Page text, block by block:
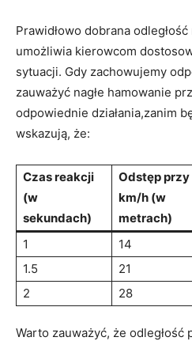
Prawidłowo dobrana⁢
umożliwia kierowcom
sytuacji. Gdy zachowujemy‍
zauważyć⁣ nagłe hamowanie
odpowiednie działania,zanim
wskazują,⁢ że:
Czas‌ reakcji
(w
⁢sekundach)
Odstęp
km/h (w‍
metrach)
1
14
1.5
21
2
28
Warto zauważyć, ​że ⁤odległość​